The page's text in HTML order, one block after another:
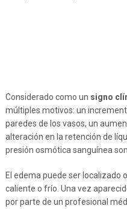
Considerado como un signo
múltiples motivos: un
paredes de los vasos, un
alteración en la retención de
presión osmótica sanguínea
El edema puede ser localizado
caliente o frío. Una vez
por parte de un profesional